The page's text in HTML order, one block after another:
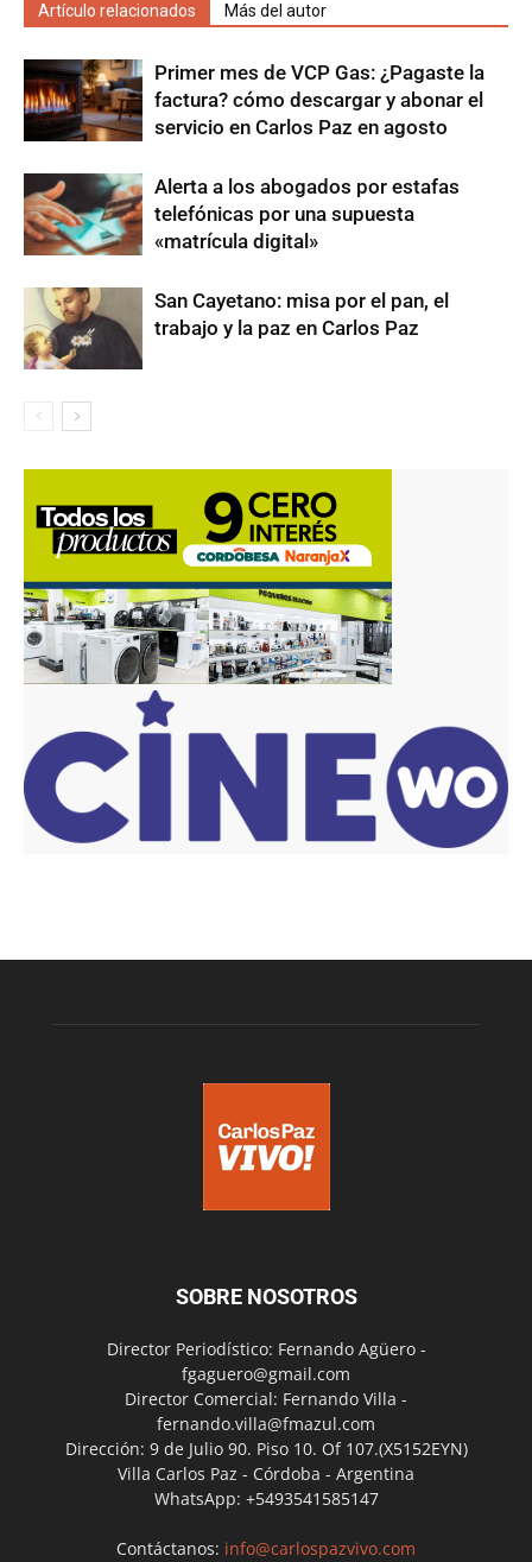
Artículo relacionados Más del autor
Primer mes de VCP Gas: ¿Pagaste la
factura? cómo descargar y abonar el
servicio en Carlos Paz en agosto
Alerta a los abogados por estafas
telefónicas por una supuesta
«matrícula digital»
San Cayetano: misa por el pan, el
trabajo y la paz en Carlos Paz
SOBRE NOSOTROS
Director Periodístico: Fernando Agüero -
fgaguero@gmail.com
Director Comercial: Fernando Villa -
fernando.villa@fmazul.com
Dirección: 9 de Julio 90. Piso 10. Of 107.(X5152EYN)
Villa Carlos Paz - Córdoba - Argentina
WhatsApp: +5493541585147
Contáctanos: info@carlospazvivo.com